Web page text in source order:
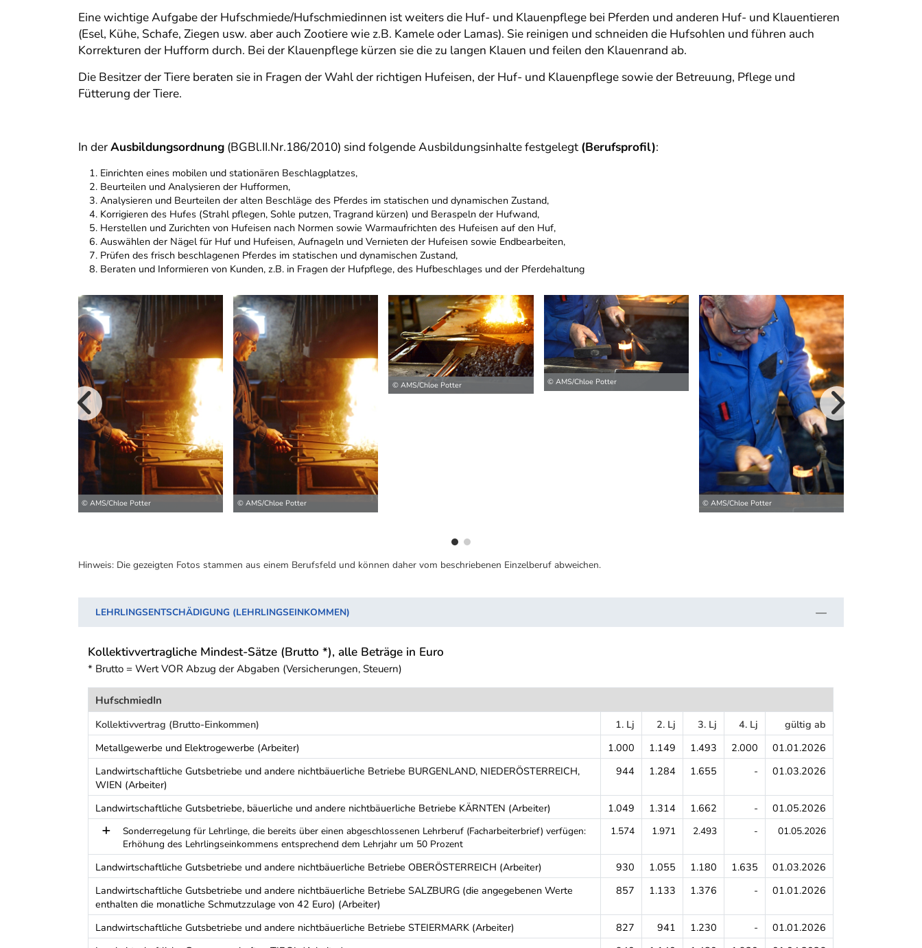
Eine wichtige Aufgabe der Hufschmiede/Hufschmiedinnen ist weiters die Huf- und Klauenpflege bei Pferden und anderen Huf- und Klauentieren
(Esel, Kühe, Schafe, Ziegen usw. aber auch Zootiere wie z.B. Kamele oder Lamas). Sie reinigen und schneiden die Hufsohlen und führen auch
Korrekturen der Hufform durch. Bei der Klauenpflege kürzen sie die zu langen Klauen und feilen den Klauenrand ab.
Die Besitzer der Tiere beraten sie in Fragen der Wahl der richtigen Hufeisen, der Huf- und Klauenpflege sowie der Betreuung, Pflege und
Fütterung der Tiere.
In derAusbildungsordnung (BGBl.II.Nr.186/2010) sind folgende Ausbildungsinhalte festgelegt(Berufsprofil):
Einrichten eines mobilen und stationären Beschlagplatzes,
Beurteilen und Analysieren der Hufformen,
Analysieren und Beurteilen der alten Beschläge des Pferdes im statischen und dynamischen Zustand,
Korrigieren des Hufes (Strahl pflegen, Sohle putzen, Tragrand kürzen) und Beraspeln der Hufwand,
Herstellen und Zurichten von Hufeisen nach Normen sowie Warmaufrichten des Hufeisen auf den Huf,
Auswählen der Nägel für Huf und Hufeisen, Aufnageln und Vernieten der Hufeisen sowie Endbearbeiten,
Prüfen des frisch beschlagenen Pferdes im statischen und dynamischen Zustand,
Beraten und Informieren von Kunden, z.B. in Fragen der Hufpflege, des Hufbeschlages und der Pferdehaltung
© AMS/Chloe Potter © AMS/Chloe Potter
© AMS/Chloe Potter © AMS/Chloe Potter
© AMS/Chloe Potter
vorherige Bilder
Hinweis: Die gezeigten Fotos stammen aus einem Berufsfeld und können daher vom beschriebenen Einzelberuf abweichen.
LEHRLINGSENTSCHÄDIGUNG (LEHRLINGSEINKOMMEN)
Kollektivvertragliche Mindest-Sätze (Brutto *), alle Beträge in Euro
* Brutto = Wert VOR Abzug der Abgaben (Versicherungen, Steuern)
HufschmiedIn
Kollektivvertrag (Brutto-Einkommen)
1. Lj 2. Lj 3. Lj 4. Lj
gültig ab
Metallgewerbe und Elektrogewerbe (Arbeiter)
1.000 1.149 1.493 2.000
01.01.2026
Landwirtschaftliche Gutsbetriebe und andere nichtbäuerliche Betriebe BURGENLAND, NIEDERÖSTERREICH,
WIEN (Arbeiter)
944 1.284 1.655 - 01.03.2026
Landwirtschaftliche Gutsbetriebe, bäuerliche und andere nichtbäuerliche Betriebe KÄRNTEN (Arbeiter) 1.049 1.314 1.662 - 01.05.2026
Sonderregelung für Lehrlinge, die bereits über einen abgeschlossenen Lehrberuf (Facharbeiterbrief) verfügen:
Erhöhung des Lehrlingseinkommens entsprechend dem Lehrjahr um 50 Prozent
1.574 1.971 2.493 - 01.05.2026
Landwirtschaftliche Gutsbetriebe und andere nichtbäuerliche Betriebe OBERÖSTERREICH (Arbeiter) 930 1.055 1.180 1.635
01.03.2026
Landwirtschaftliche Gutsbetriebe und andere nichtbäuerliche Betriebe SALZBURG (die angegebenen Werte
enthalten die monatliche Schmutzzulage von 42 Euro) (Arbeiter)
857 1.133 1.376 - 01.01.2026
Landwirtschaftliche Gutsbetriebe und andere nichtbäuerliche Betriebe STEIERMARK (Arbeiter) 827 941 1.230 -
01.01.2026